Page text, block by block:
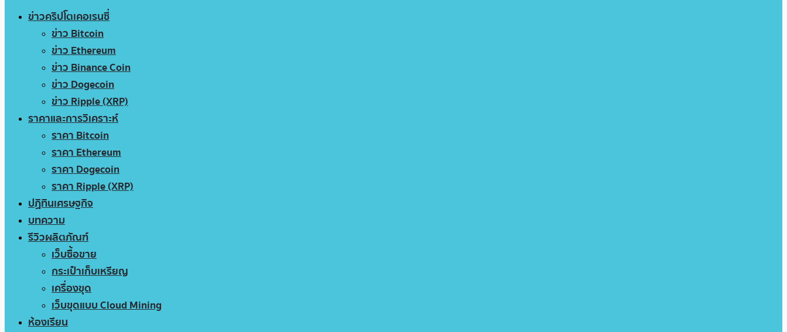
ข่าวคริปโตเคอเรนซี่
ข่าว Bitcoin
ข่าว Ethereum
ข่าว Binance Coin
ข่าว Dogecoin
ข่าว Ripple (XRP)
ราคาและการวิเคราะห์
ราคา Bitcoin
ราคา Ethereum
ราคา Dogecoin
ราคา Ripple (XRP)
ปฏิทินเศรษฐกิจ
บทความ
รีวิวผลิตภัณฑ์
เว็บซื้อขาย
กระเป๋าเก็บเหรียญ
เครื่องขุด
เว็บขุดแบบ Cloud Mining
ห้องเรียน